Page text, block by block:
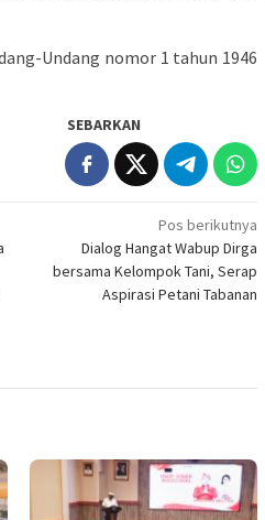
Undang nomor 1 tahun 1946
SEBARKAN
Pos berikutnya
Dialog Hangat Wabup Dirga
bersama Kelompok Tani, Serap
Aspirasi Petani Tabanan